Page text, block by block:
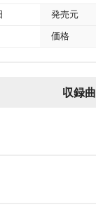
発売元
価格
収録曲